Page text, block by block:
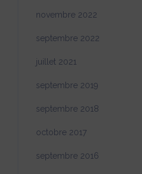
novembre 2022
septembre 2022
juillet 2021
septembre 2019
septembre 2018
octobre 2017
septembre 2016